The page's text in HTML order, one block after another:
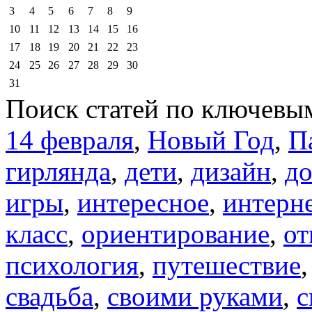
3
4 5 6 7 8
9
10
11 12 13 14 15
16
17
18 19 20 21 22
23
24
25 26 27 28 29
30
31
Поиск статей по
14 февраля, Новый Год,
гирлянда, дети, дизайн,
игры, интересное,
класс, ориентирование,
психология, путешествие
свадьба, своими руками,